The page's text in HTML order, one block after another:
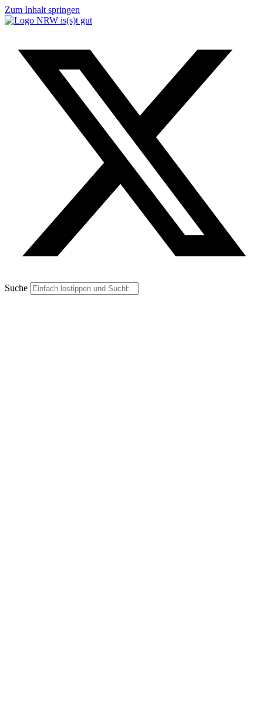
Zum Inhalt springen
Suche